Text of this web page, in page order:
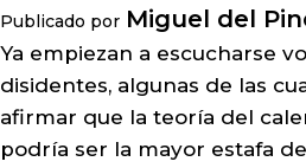
Publicado por Miguel del
Ya empiezan a escucharse
disidentes, algunas de las
afirmar que la teoría del
podría ser la mayor estafa